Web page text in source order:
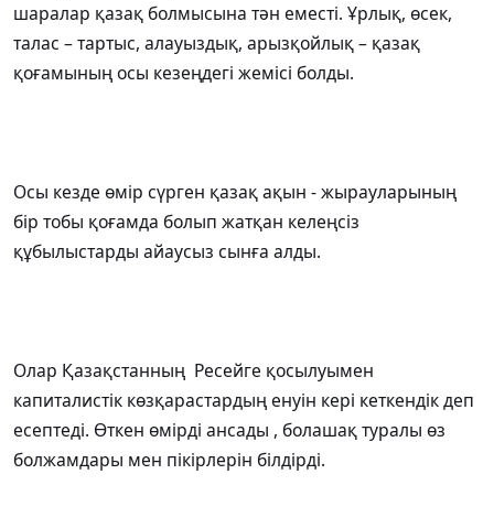
шаралар қазақ болмысына тән еместі. Ұрлық, өсек,
талас – тартыс, алауыздық, арызқойлық – қазақ
қоғамының осы кезеңдегі жемісі болды.
Осы кезде өмір сүрген қазақ ақын - жырауларының
бір тобы қоғамда болып жатқан келеңсіз
құбылыстарды айаусыз сынға алды.
Олар Қазақстанның Ресейге қосылуымен
капиталистік көзқарастардың енуін кері кеткендік деп
есептеді. Өткен өмірді ансады , болашақ туралы өз
болжамдары мен пікірлерін білдірді.